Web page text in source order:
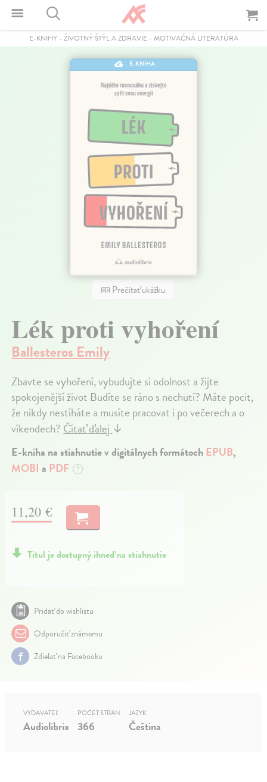
E-KNIHY- ŽIVOTNÝ ŠTÝL A ZDRAVIE- MOTIVAČNÁ LITERATÚRA
E-KNIHA
Prečítať ukážku
Lék proti vyhoření
Ballesteros Emily
Zbavte se vyhoření, vybudujte si odolnost a žijte
spokojenější život Budíte se ráno s nechutí? Máte pocit,
že nikdy nestíháte a musíte pracovat i po večerech a o
víkendech? Čítať ďalej ↓
E-kniha na stiahnutie v digitálnych formátochEPUB,
MOBI a PDF ?
11,20 €
Titul je dostupný ihneď na stiahnutie
Pridať do wishlistu
Odporučiť známemu
Zdielať na Facebooku
VYDAVATEĽ
Audiolibrix
POČET STRÁN
366
JAZYK
Čeština